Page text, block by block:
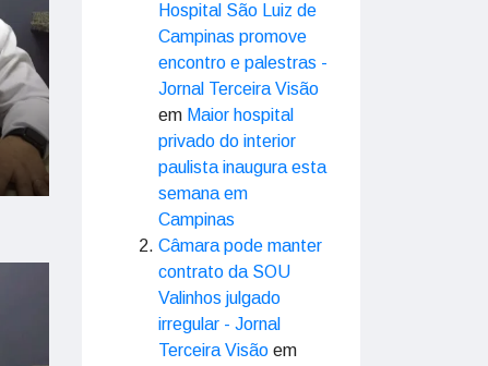
Hospital São Luiz de
Campinas promove
encontro e palestras -
Jornal Terceira Visão
em Maior hospital
privado do interior
paulista inaugura esta
semana em
Campinas
Câmara pode manter
contrato da SOU
Valinhos julgado
irregular - Jornal
Terceira Visão em